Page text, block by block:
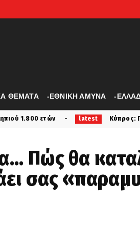
ΘΕΜΑΤΑ -ΕΘΝΙΚΗ ΑΜΥΝΑ -
latest Κύπρος: Πανικός σε μοναστήρι
Πώς θα
σας